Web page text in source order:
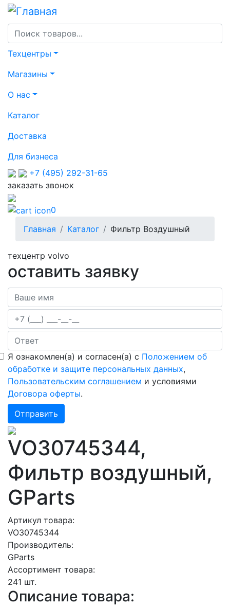
Перейти
основному
содержанию
Основная
навигация
Техцентры
Магазины
О нас
Каталог
Доставка
Для бизнеса
+7 (495) 292-31-65
заказать звонок
0
Строка
Главная Каталог Фильтр Воздушный
техцентр volvo
оставить заявку
Я ознакомлен(а) и согласен(а) с Положением об
обработке и защите персональных данных,
Пользовательским соглашением и условиями
Договора оферты.
VO30745344,
Фильтр воздушный,
GParts
Артикул товара:
VO30745344
Производитель:
GParts
Ассортимент товара:
241 шт.
Описание товара: